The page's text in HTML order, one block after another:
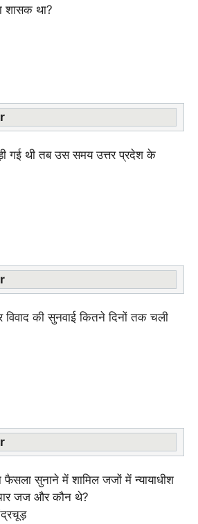
शासक था?
गई थी तब उस समय उत्तर प्रदेश के
विवाद की सुनवाई कितने दिनों तक चली
फैसला सुनाने में शामिल जजों में न्यायाधीश
जज और कौन थे?